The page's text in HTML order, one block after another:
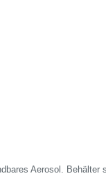
Aerosol.